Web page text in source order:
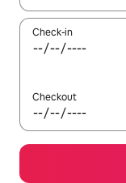
Check-in
Checkout